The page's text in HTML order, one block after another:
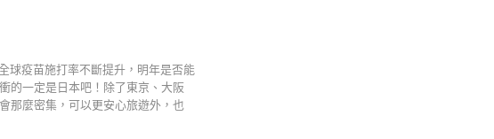
球疫苗施打率不斷提升，明年是否能
的一定是日本吧！除了東京、大阪
那麼密集，可以更安心旅遊外，也